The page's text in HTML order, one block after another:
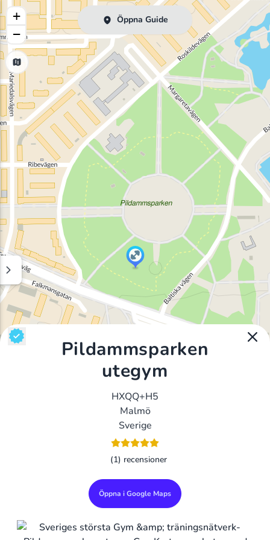
Öppna Guide
+
−
Pildammsparken
utegym
HXQQ+H5
Malmö
Sverige
(1) recensioner
Öppna i Google Maps
Alla Gym I Sverige Sveriges Ledande Gymkedjor